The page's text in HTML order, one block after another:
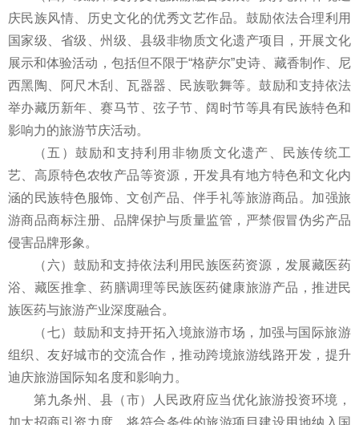
庆民族风情、历史文化的优秀文艺作品。鼓励依法合理利用
国家级、省级、州级、县级非物质文化遗产项目，开展文化
展示和体验活动，包括但不限于“格萨尔”史诗、藏香制作、尼
西黑陶、阿尺木刮、瓦器器、民族歌舞等。鼓励和支持依法
举办藏历新年、赛马节、弦子节、阔时节等具有民族特色和
影响力的旅游节庆活动。
（五）鼓励和支持利用非物质文化遗产、民族传统工
艺、高原特色农牧产品等资源，开发具有地方特色和文化内
涵的民族特色服饰、文创产品、伴手礼等旅游商品。加强旅
游商品商标注册、品牌保护与质量监管，严禁假冒伪劣产品
侵害品牌形象。
（六）鼓励和支持依法利用民族医药资源，发展藏医药
浴、藏医推拿、药膳调理等民族医药健康旅游产品，推进民
族医药与旅游产业深度融合。
（七）鼓励和支持开拓入境旅游市场，加强与国际旅游
组织、友好城市的交流合作，推动跨境旅游线路开发，提升
迪庆旅游国际知名度和影响力。
第九条州、县（市）人民政府应当优化旅游投资环境，